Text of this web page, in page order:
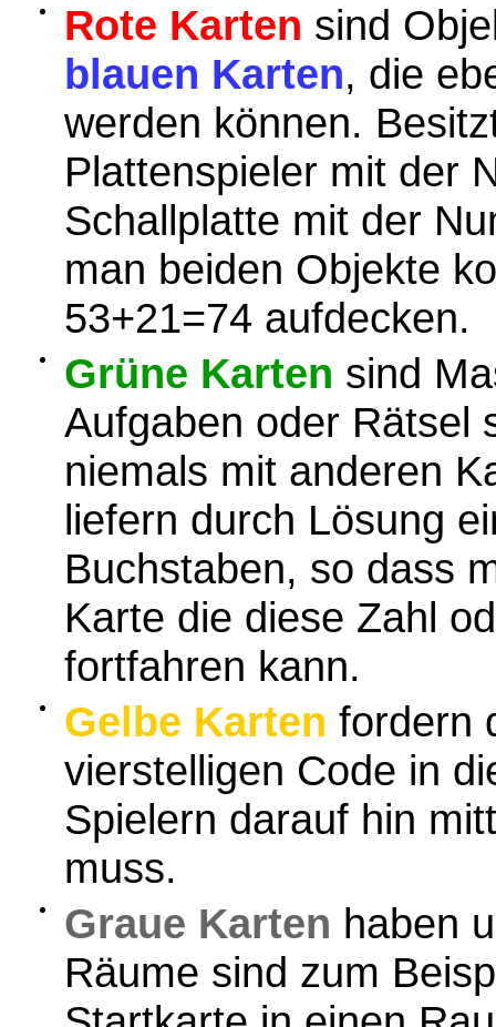
Rote Karten sind
blauen Karten, die
werden können.
Plattenspieler mit der
Schallplatte mit der
man beiden Objekte
53+21=74 aufdecken.
Grüne Karten sind
Aufgaben oder Rätsel
niemals mit anderen
liefern durch Lösung
Buchstaben, so dass
Karte die diese Zahl
fortfahren kann.
Gelbe Karten fordern
vierstelligen Code in
Spielern darauf hin
muss.
Graue Karten haben
Räume sind zum